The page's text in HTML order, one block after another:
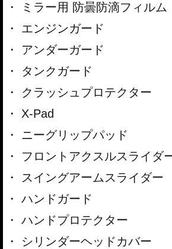
ミラー用 防曇防滴フィルム
エンジンガード
アンダーガード
タンクガード
クラッシュプロテクター
X-Pad
ニーグリップパッド
フロントアクスルスライダ
スイングアームスライダー
ハンドガード
ハンドプロテクター
シリンダーヘッドカバー